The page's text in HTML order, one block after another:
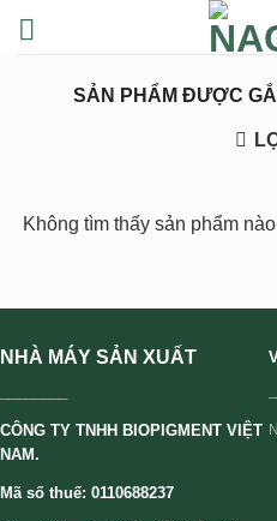
đến
SẢN PHẨM ĐƯỢC
Không tìm thấy sản phẩm
NHÀ MÁY SẢN XUẤT
CÔNG TY TNHH BIOPIGMENT VIỆT
NAM.
Mã số thuế: 0110688237